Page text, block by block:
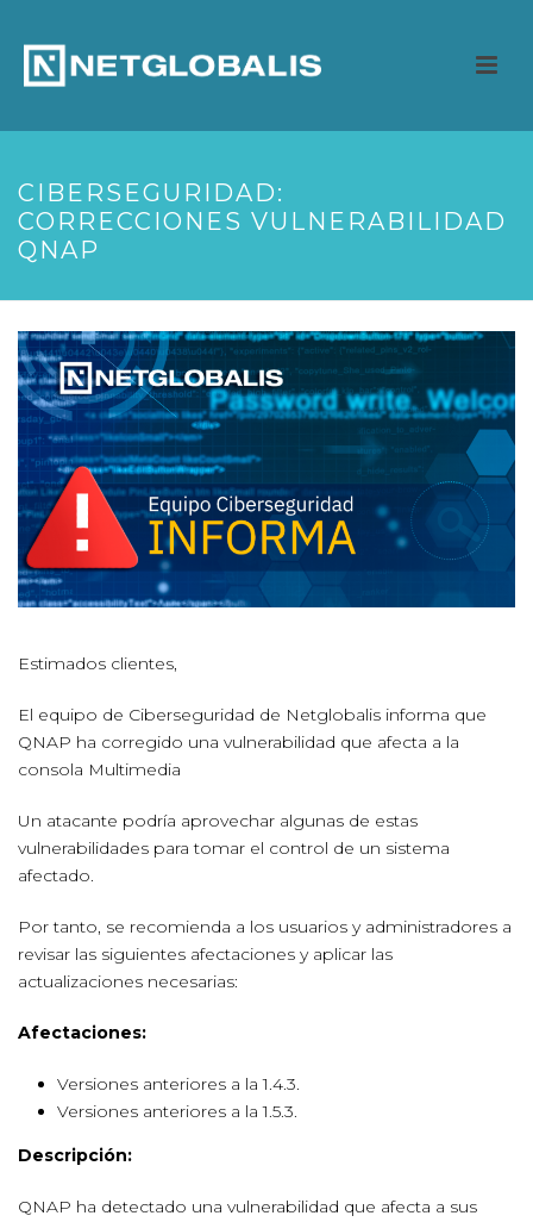
CIBERSEGURIDAD:
CORRECCIONES VULNERABILIDAD
QNAP
Estimados clientes,
El equipo de Ciberseguridad de Netglobalis informa que
QNAP ha corregido una vulnerabilidad que afecta a la
consola Multimedia
Un atacante podría aprovechar algunas de estas
vulnerabilidades para tomar el control de un sistema
afectado.
Por tanto, se recomienda a los usuarios y administradores a
revisar las siguientes afectaciones y aplicar las
actualizaciones necesarias:
Afectaciones:
Versiones anteriores a la 1.4.3.
Versiones anteriores a la 1.5.3.
Descripción:
QNAP ha detectado una vulnerabilidad que afecta a sus